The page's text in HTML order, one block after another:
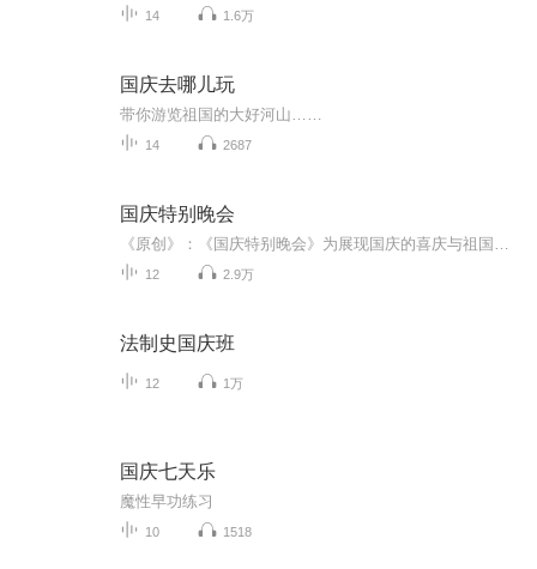
14 1.6万
国庆去哪儿玩
带你游览祖国的大好河山……
14 2687
国庆特别晚会
12 2.9万
法制史国庆班
12 1万
国庆七天乐
魔性早功练习
10 1518